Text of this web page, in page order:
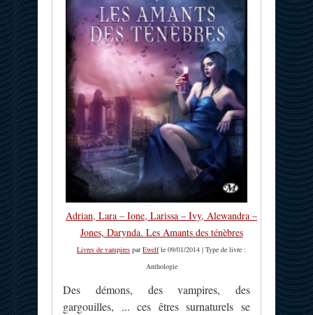
Adrian, Lara – Ione, Larissa – Ivy, Alewandra –
Jones, Darynda. Les Amants des ténèbres
Livres de vampires parEwelfle 09/01/2014 | Type de livre :
Anthologie
Des démons, des vampires, des
gargouilles, ... ces êtres surnaturels se